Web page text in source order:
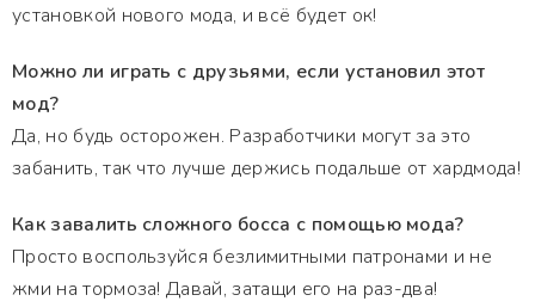
установкой нового мода, и всё будет ок!
Можно ли играть с друзьями, если установил этот
мод?
Да, но будь осторожен. Разработчики могут за это
забанить, так что лучше держись подальше от хардмода!
Как завалить сложного босса с помощью мода?
Просто воспользуйся безлимитными патронами и не
жми на тормоза! Давай, затащи его на раз-два!